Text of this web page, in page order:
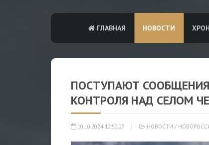
ГЛАВНАЯ НОВОСТИ
ПОСТУПАЮТ
КОНТРОЛЯ НАД СЕЛОМ
10.10.2024 12:50:27 НОВОСТИ /